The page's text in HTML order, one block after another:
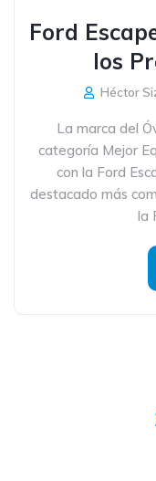
Ford
los
Héctor
La marca del
categoría Mejor
con la Ford
destacado más
la